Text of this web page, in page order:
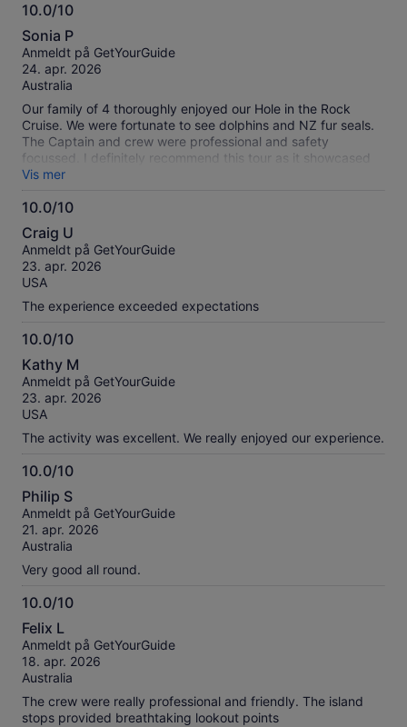
10.0/10
10.0
av
10
Sonia P
Anmeldt på GetYourGuide
24. apr. 2026
Australia
Our family of 4 thoroughly enjoyed our Hole in the Rock
Cruise. We were fortunate to see dolphins and NZ fur seals.
The Captain and crew were professional and safety
focussed. I definitely recommend this tour as it showcased
the beautiful Bay of Islands.
Vis mer
10.0/10
10.0
av
10
Craig U
Anmeldt på GetYourGuide
23. apr. 2026
USA
The experience exceeded expectations
10.0/10
10.0
av
10
Kathy M
Anmeldt på GetYourGuide
23. apr. 2026
USA
The activity was excellent. We really enjoyed our experience.
10.0/10
10.0
av
10
Philip S
Anmeldt på GetYourGuide
21. apr. 2026
Australia
Very good all round.
10.0/10
10.0
av
10
Felix L
Anmeldt på GetYourGuide
18. apr. 2026
Australia
The crew were really professional and friendly. The island
stops provided breathtaking lookout points